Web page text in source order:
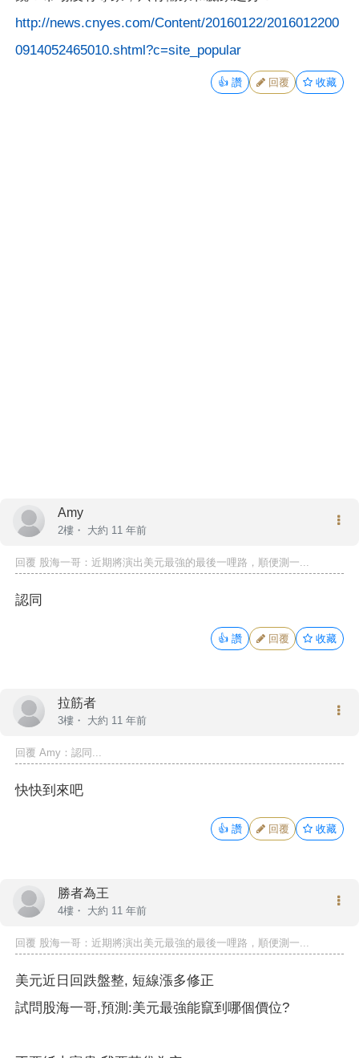
http://news.cnyes.com/Content/20160122/2016012200
0914052465010.shtml?c=site_popular
👍 讚 回覆 收藏
Amy
2樓・ 大約 11 年前
回覆 股海一哥 ：近期將演出美元最強的最後一哩路，順便測一...
認同
👍 讚 回覆 收藏
拉筋者
3樓・ 大約 11 年前
回覆 Amy ：認同...
快快到來吧
👍 讚 回覆 收藏
勝者為王
4樓・ 大約 11 年前
回覆 股海一哥 ：近期將演出美元最強的最後一哩路，順便測一...
美元近日回跌盤整, 短線漲多修正
試問股海一哥,預測:美元最強能竄到哪個價位?